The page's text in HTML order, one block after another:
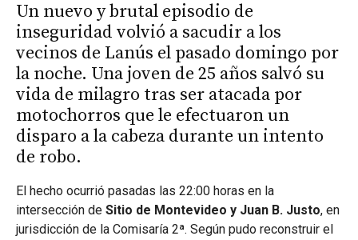
Un nuevo y brutal episodio de
inseguridad volvió a sacudir a los
vecinos de Lanús el pasado domingo por
la noche. Una joven de 25 años salvó su
vida de milagro tras ser atacada por
motochorros que le efectuaron un
disparo a la cabeza durante un intento
de robo.
El hecho ocurrió pasadas las 22:00 horas en la
intersección de Sitio de Montevideo y Juan B. Justo, en
jurisdicción de la Comisaría 2ª. Según pudo reconstruir el